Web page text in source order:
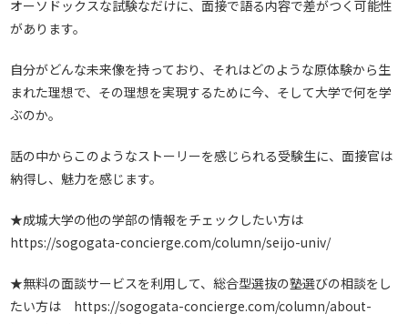
オーソドックスな試験なだけに、面接で語る内容で差がつく可能性
があります。
自分がどんな未来像を持っており、それはどのような原体験から生
まれた理想で、その理想を実現するために今、そして大学で何を学
ぶのか。
話の中からこのようなストーリーを感じられる受験生に、面接官は
納得し、魅力を感じます。
★成城大学の他の学部の情報をチェックしたい方は
https://sogogata-concierge.com/column/seijo-univ/
★無料の面談サービスを利用して、総合型選抜の塾選びの相談をし
たい方は https://sogogata-concierge.com/column/about-